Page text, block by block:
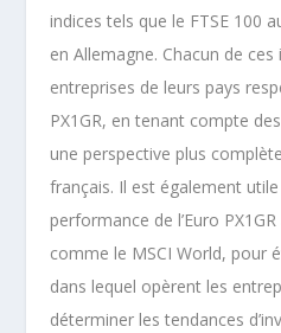
indices tels que le FTSE 100
en Allemagne. Chacun de
entreprises de leurs pays
PX1GR, en tenant compte
une perspective plus
français. Il est également
performance de l’Euro
comme le MSCI World, pour
dans lequel opèrent les
déterminer les tendances